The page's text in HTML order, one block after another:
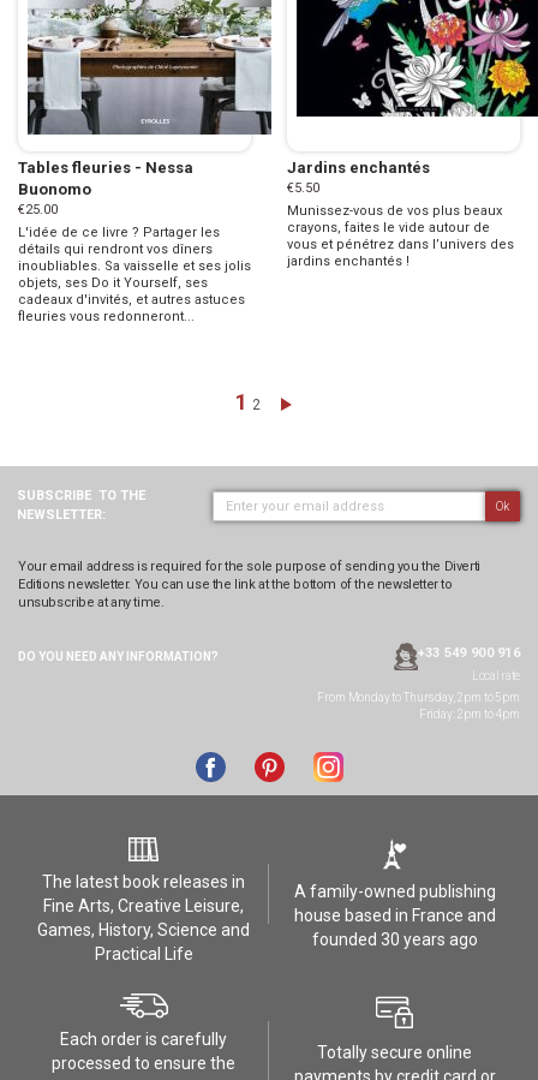
Tables fleuries - Nessa
Buonomo
€25.00
L'idée de ce livre ? Partager les
détails qui rendront vos dîners
inoubliables. Sa vaisselle et ses jolis
objets, ses Do it Yourself, ses
cadeaux d'invités, et autres astuces
fleuries vous redonneront...
Jardins enchantés
€5.50
Munissez-vous de vos plus beaux
crayons, faites le vide autour de
vous et pénétrez dans l’univers des
jardins enchantés !
Page
You're currently reading page
1 Page
2 Page
Next
SUBSCRIBE TO THE
NEWSLETTER:
Ok
Your email address is required for the sole purpose of sending you the Diverti
Editions newsletter. You can use the link at the bottom of the newsletter to
unsubscribe at any time.
DO YOU NEED ANY INFORMATION? +33 549 900 916
Local rate
From Monday to Thursday, 2pm to 5pm
Friday: 2pm to 4pm
The latest book releases in
Fine Arts, Creative Leisure,
Games, History, Science and
Practical Life
A family-owned publishing
house based in France and
founded 30 years ago
Each order is carefully
processed to ensure the
Totally secure online